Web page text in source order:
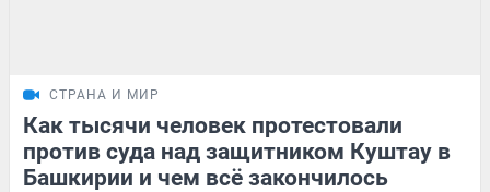
СТРАНА И МИР
Как тысячи человек протестовали
против суда над защитником Куштау в
Башкирии и чем всё закончилось